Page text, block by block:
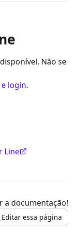
Não se
login.
Line
a documentação!
Editar essa página